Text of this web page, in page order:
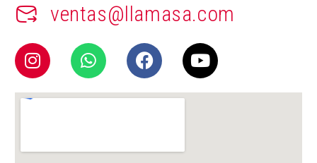
ventas@llamasa.com